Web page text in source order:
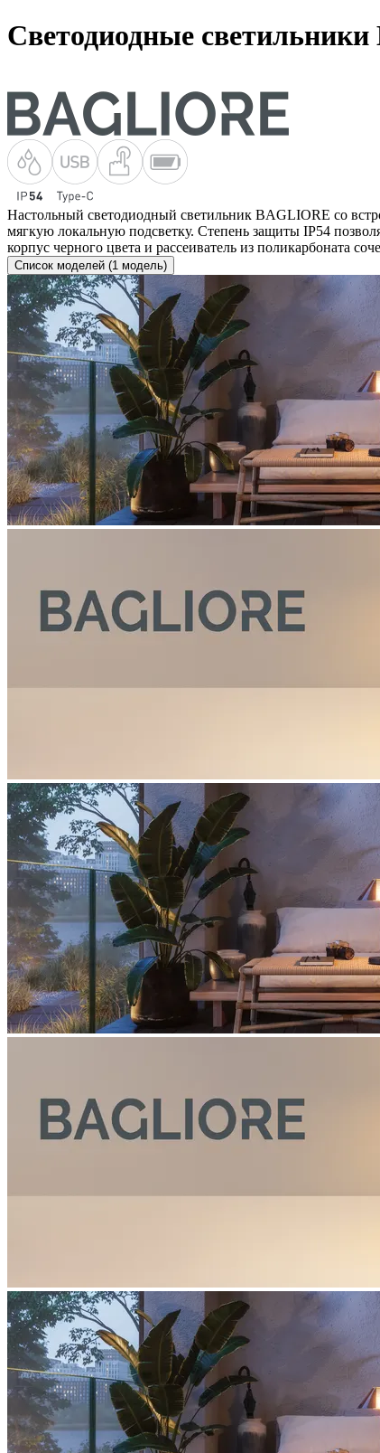
Светодиодные
Настольный светодиодный светильник BAGLIORE со
мягкую локальную подсветку. Степень защиты IP54
корпус черного цвета и рассеиватель из поликарбоната
Список моделей (1 модель)